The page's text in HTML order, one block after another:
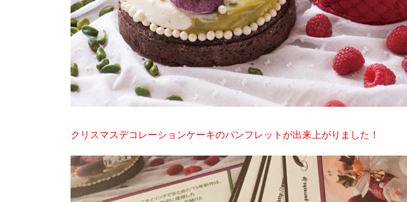
クリスマスデコレーションケーキのパンフレットが出来上がりました！